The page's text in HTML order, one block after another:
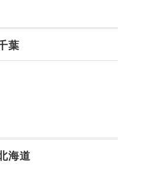
葉
海道